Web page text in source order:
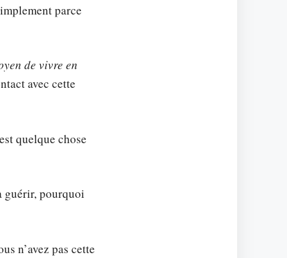
parce
de vivre en
avec cette
quelque chose
guérir, pourquoi
n’avez pas cette